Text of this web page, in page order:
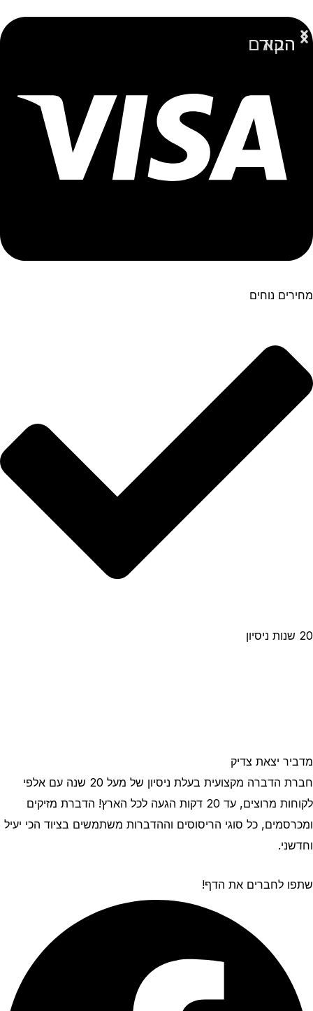
מחירים נוחים
20 שנות ניסיון
מדביר יצאת צדיק
חברת הדברה מקצועית בעלת ניסיון של מעל 20 שנה עם אלפי
לקוחות מרוצים, עד 20 דקות הגעה לכל הארץ! הדברת מזיקים
ומכרסמים, כל סוגי הריסוסים וההדברות משתמשים בציוד הכי יעיל
וחדשני.
שתפו לחברים את הדף!
הקודם
הבא